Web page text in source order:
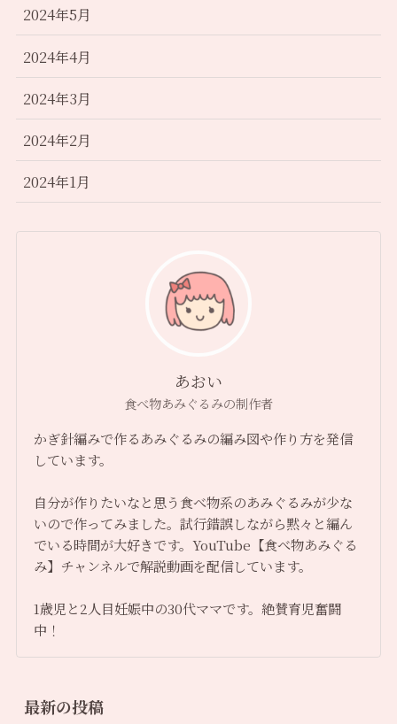
2024年5月
2024年4月
2024年3月
2024年2月
2024年1月
あおい
食べ物あみぐるみの制作者
かぎ針編みで作るあみぐるみの編み図や作り方を発信
しています。
自分が作りたいなと思う食べ物系のあみぐるみが少な
いので作ってみました。試行錯誤しながら黙々と編ん
でいる時間が大好きです。YouTube【食べ物あみぐる
み】チャンネルで解説動画を配信しています。
1歳児と2人目妊娠中の30代ママです。絶賛育児奮闘
中！
最新の投稿